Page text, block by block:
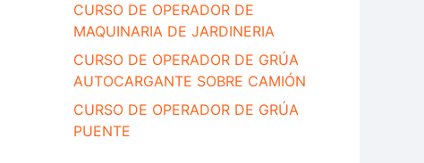
CURSO DE OPERADOR DE
MAQUINARIA DE JARDINERIA
CURSO DE OPERADOR DE GRÚA
AUTOCARGANTE SOBRE CAMIÓN
CURSO DE OPERADOR DE GRÚA
PUENTE